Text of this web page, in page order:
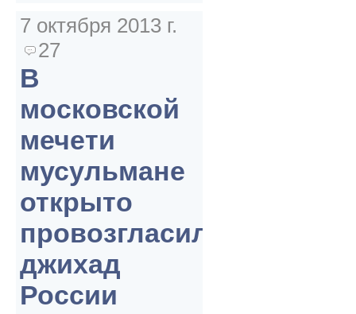
7 октября 2013 г.
27
В
московской
мечети
мусульмане
открыто
провозгласили
джихад
России